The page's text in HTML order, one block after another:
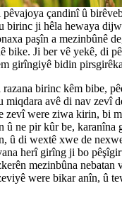
çandinî û
birinc ji hêla hewaya
paşîn a mezinbûnê
bike. Ji ber vê yekê, di
girîngiyê bidin
birinc kêm bibe,
miqdara avê di nav zevî
zevî were ziwa kirin, bi
û ne pir kûr be, karanîna
û di wextê xwe de
herî girîng ji bo
mezinbûna nebatan
were bikar anîn, û